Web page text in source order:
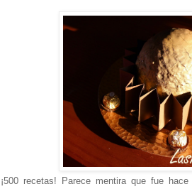
¡500 recetas! Parece mentira que fue